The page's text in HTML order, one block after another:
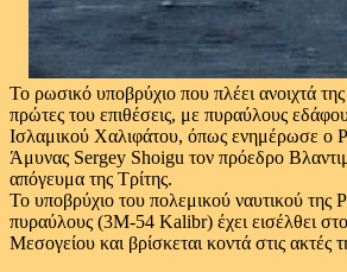
Το ρωσικό υποβρύχιο που πλέει ανοιχτά
πρώτες του επιθέσεις, με πυραύλους
Ισλαμικού Χαλιφάτου, όπως ενημέρωσε ο
Άμυνας Sergey Shoigu τον πρόεδρο
απόγευμα της Τρίτης.
To υποβρύχιο του πολεμικού ναυτικού της
πυραύλους (3M-54 Kalibr) έχει εισέλθει
Μεσογείου και βρίσκεται κοντά στις ακτές